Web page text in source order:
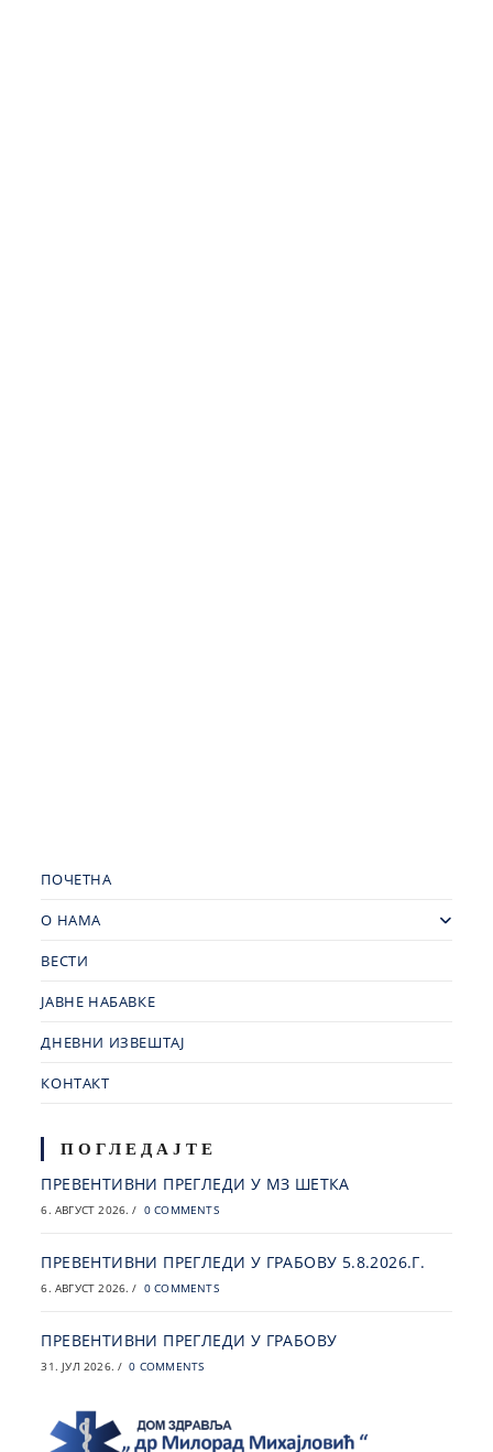
ПОЧЕТНА
О НАМА
ВЕСТИ
ЈАВНЕ НАБАВКЕ
ДНЕВНИ ИЗВЕШТАЈ
КОНТАКТ
ПОГЛЕДАЈТЕ
ПРЕВЕНТИВНИ ПРЕГЛЕДИ У МЗ ШЕТКА
6. АВГУСТ 2026. / 0 COMMENTS
ПРЕВЕНТИВНИ ПРЕГЛЕДИ У ГРАБОВУ 5.8.2026.Г.
6. АВГУСТ 2026. / 0 COMMENTS
ПРЕВЕНТИВНИ ПРЕГЛЕДИ У ГРАБОВУ
31. ЈУЛ 2026. / 0 COMMENTS